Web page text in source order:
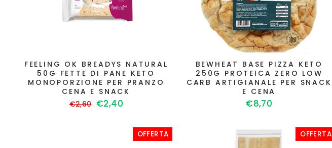
FEELING OK BREADYS NATURAL
50G FETTE DI PANE KETO
MONOPORZIONE PER PRANZO
CENA E SNACK
Prezzo
€2,60 Prezzo
€2,40
BEWHEAT BASE PIZZA KETO
250G PROTEICA ZERO LOW
CARB ARTIGIANALE PER SNACK
E CENA
€8,70
OFFERTA OFFERTA